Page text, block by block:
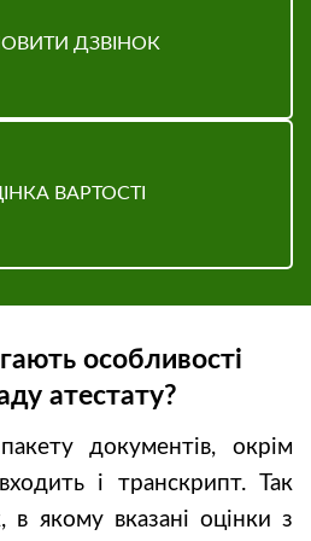
ДЗВІНОК
ВАРТОСТІ
особливості
атестату?
документів, окрім
і транскрипт. Так
в якому вказані оцінки з